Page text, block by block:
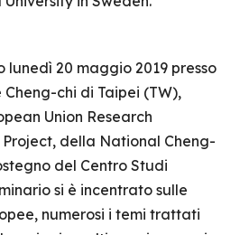
lunedì 20 maggio 2019 presso
Cheng-chi di Taipei (TW),
Union Research
della National Cheng-
del Centro Studi
si è incentrato sulle
numerosi i temi trattati